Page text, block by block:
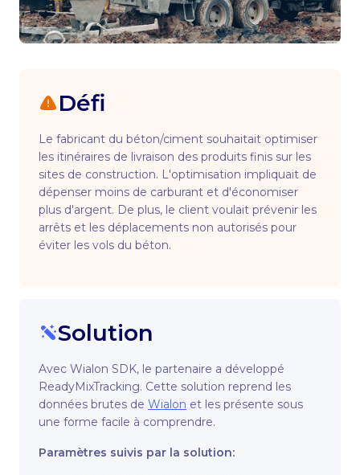
Défi
Le fabricant du béton/ciment souhaitait optimiser
les itinéraires de livraison des produits finis sur les
sites de construction. L'optimisation impliquait de
dépenser moins de carburant et d'économiser
plus d'argent. De plus, le client voulait prévenir les
arrêts et les déplacements non autorisés pour
éviter les vols du béton.
Solution
Avec Wialon SDK, le partenaire a développé
ReadyMixTracking. Cette solution reprend les
données brutes de Wialon et les présente sous
une forme facile à comprendre.
Paramètres suivis par la solution: